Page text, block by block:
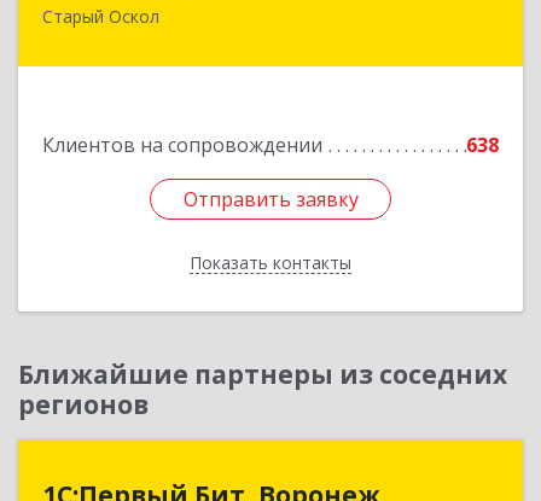
Старый Оскол
Клиентов на сопровождении 638
Отправить заявку
Показать контакты
309516, Белгородская обл, Старый Оскол г,
Отправить заявку
Назад
Ближайшие партнеры из соседних
регионов
1С:Первый Бит, Воронеж